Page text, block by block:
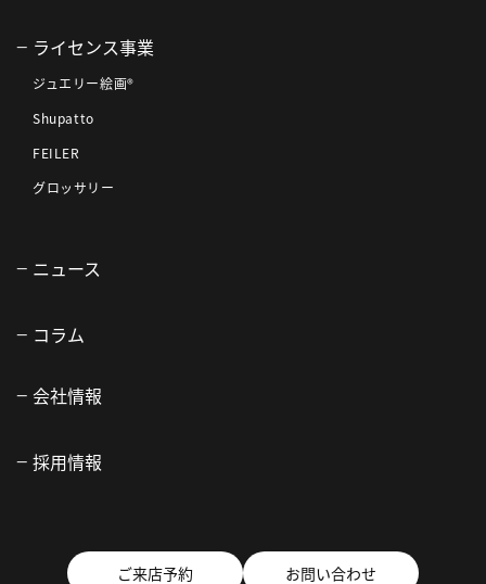
ライセンス事業
ジュエリー絵画®
Shupatto
FEILER
グロッサリー
ニュース
コラム
会社情報
採用情報
ご来店予約 お問い合わせ